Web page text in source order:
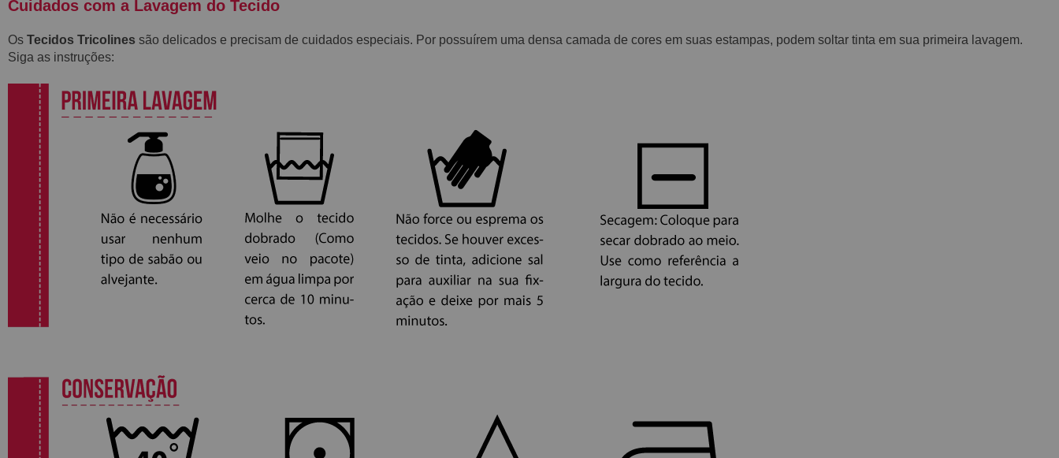
Cuidados com a Lavagem do Tecido
Os Tecidos Tricolines são delicados e precisam de cuidados especiais. Por possuírem uma densa camada de cores em suas estampas, podem soltar tinta em sua primeira lavagem.
Siga as instruções: